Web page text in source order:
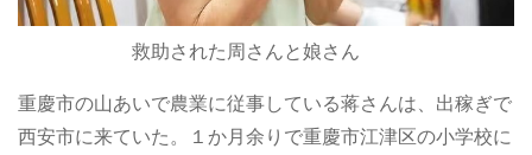
救助された周さんと娘さん
重慶市の山あいで農業に従事している蒋さんは、出稼ぎで
西安市に来ていた。１か月余りで重慶市江津区の小学校に